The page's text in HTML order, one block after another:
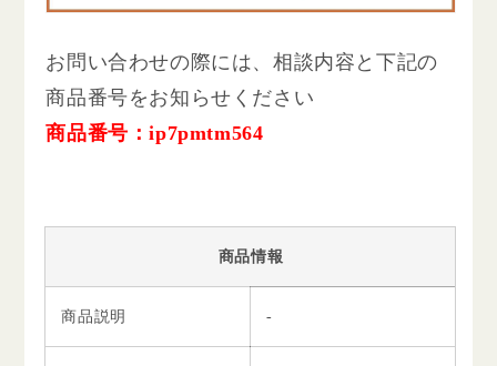
お問い合わせの際には、相談内容と下記の
商品番号をお知らせください
商品番号：ip7pmtm564
商品情報
商品説明 -